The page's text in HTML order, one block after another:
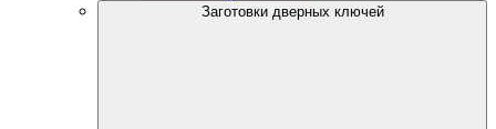
Заготовки дверных ключей